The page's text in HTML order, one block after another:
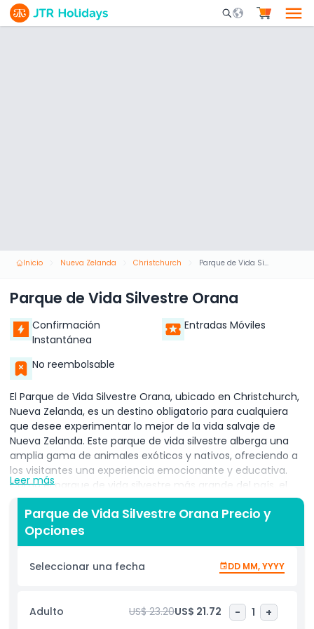
Mobile Search
Inicio Nueva Zelanda Christchurch Parque de Vida Silvestre Orana
Parque de Vida Silvestre Orana
Confirmación
Instantánea
Entradas Móviles
No reembolsable
El Parque de Vida Silvestre Orana, ubicado en Christchurch,
Nueva Zelanda, es un destino obligatorio para cualquiera
que desee experimentar lo mejor de la vida salvaje de
Nueva Zelanda. Este parque de vida silvestre alberga una
amplia gama de animales exóticos y nativos, ofreciendo a
los visitantes una experiencia emocionante y educativa.
Como el parque de vida silvestre más grande del país, el
Parque de Vida Silvestre Orana te permite acercarte a
animales de todo el mundo, incluidos leones, jirafas,
rinocerontes y más.
Silvestre Orana es la oportunidad de ver especies en peligro
conservación de la vida silvestre, y muchos animales del
parque forman parte de programas de cría para ayudar a
Leer más
Parque de Vida Silvestre Orana Precio y
Opciones
Seleccionar una fecha DD MM, YYYY
Adulto US$ 23.20US$ 21.72 - 1 +